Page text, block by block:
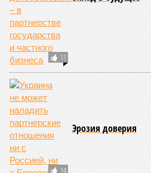
научный сотрудник Института
(AIRI).
Интересно, что некоторые ткани
устойчивы к соматическим
частности, клетки печени: они с
процветая бесконечно долго. С
миокарда (среднего слоя
(клетки головного мозга) гораздо
мутациям: если их функция
утрачена, восстановить её
перестают функционировать,
что, разумеется, приводит к
называют эти типы клеток